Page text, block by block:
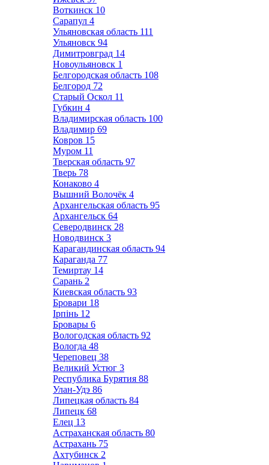
Воткинск 10
Сарапул 4
Ульяновская область 111
Ульяновск 94
Димитровград 14
Новоульяновск 1
Белгородская область 108
Белгород 72
Старый Оскол 11
Губкин 4
Владимирская область 100
Владимир 69
Ковров 15
Муром 11
Тверская область 97
Тверь 78
Конаково 4
Вышний Волочёк 4
Архангельская область 95
Архангельск 64
Северодвинск 28
Новодвинск 3
Карагандинская область 94
Караганда 77
Темиртау 14
Сарань 2
Киевская область 93
Бровари 18
Ірпінь 12
Бровары 6
Вологодская область 92
Вологда 48
Череповец 38
Великий Устюг 3
Республика Бурятия 88
Улан-Удэ 86
Липецкая область 84
Липецк 68
Елец 13
Астраханская область 80
Астрахань 75
Ахтубинск 2